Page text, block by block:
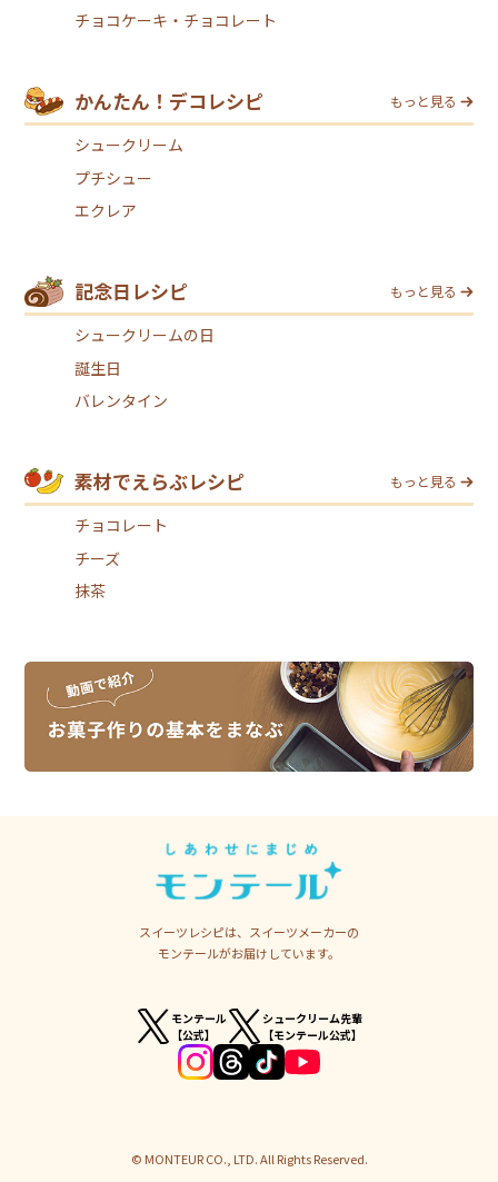
チョコケーキ・チョコレート
かんたん！デコレシピ もっと見る
シュークリーム
プチシュー
エクレア
記念日レシピ もっと見る
シュークリームの日
誕生日
バレンタイン
素材でえらぶレシピ もっと見る
チョコレート
チーズ
抹茶
スイーツレシピは、スイーツメーカーの
モンテールがお届けしています。
モンテール
【公式】
シュークリーム先輩
【モンテール公式】
© MONTEUR CO., LTD. All Rights Reserved.